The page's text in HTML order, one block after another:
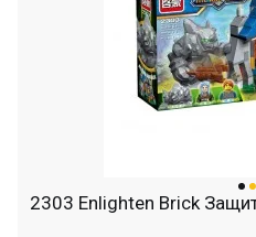
2303 Enlighten Brick